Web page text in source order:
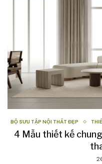
BỘ SƯU TẬP NỘI THẤT ĐẸP
4 Mẫu thiết kế